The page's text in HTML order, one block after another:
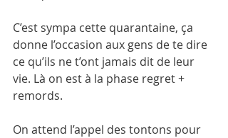
C’est sympa cette quarantaine, ça
donne l’occasion aux gens de te dire
ce qu’ils ne t’ont jamais dit de leur
vie. Là on est à la phase regret +
remords.
On attend l’appel des tontons pour